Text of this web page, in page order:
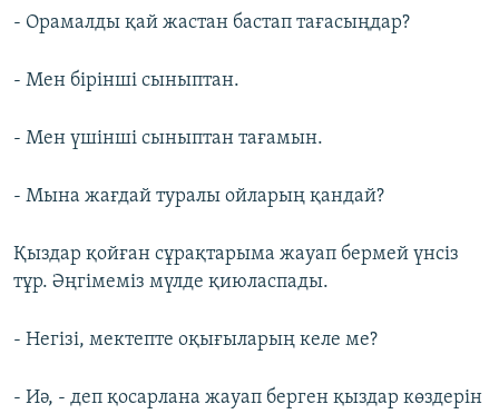
- Орамалды қай жастан бастап тағасыңдар?
- Мен бірінші сыныптан.
- Мен үшінші сыныптан тағамын.
- Мына жағдай туралы ойларың қандай?
Қыздар қойған сұрақтарыма жауап бермей үнсіз
тұр. Әңгімеміз мүлде қиюласпады.
- Негізі, мектепте оқығыларың келе ме?
- Иә, - деп қосарлана жауап берген қыздар көздерін